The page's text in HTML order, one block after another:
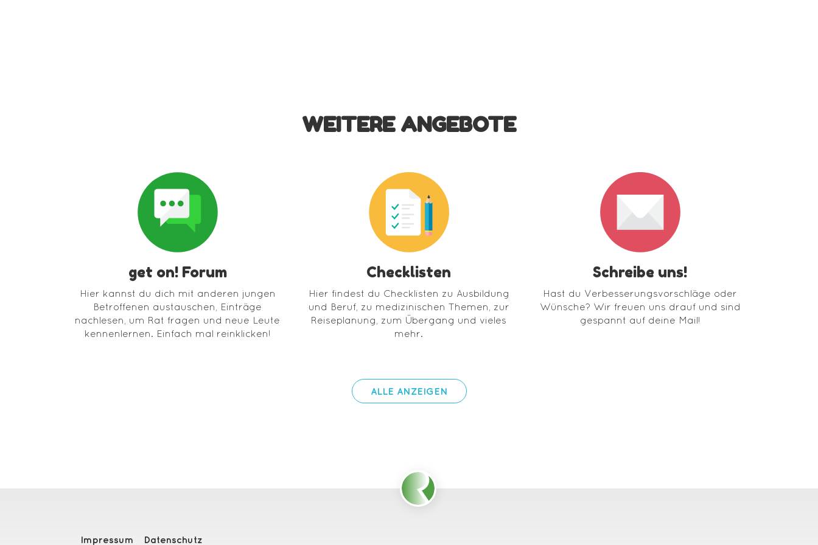
WEITERE ANGEBOTE
get on! Forum
Hier kannst du dich mit anderen jungen
Betroffenen austauschen, Einträge
nachlesen, um Rat fragen und neue Leute
kennenlernen. Einfach mal reinklicken!
Checklisten
Hier findest du Checklisten zu Ausbildung
und Beruf, zu medizinischen Themen, zur
Reiseplanung, zum Übergang und vieles
mehr.
Schreibe uns!
Hast du Verbesserungsvorschläge oder
Wünsche? Wir freuen uns drauf und sind
gespannt auf deine Mail!
ALLE ANZEIGEN
Impressum Datenschutz